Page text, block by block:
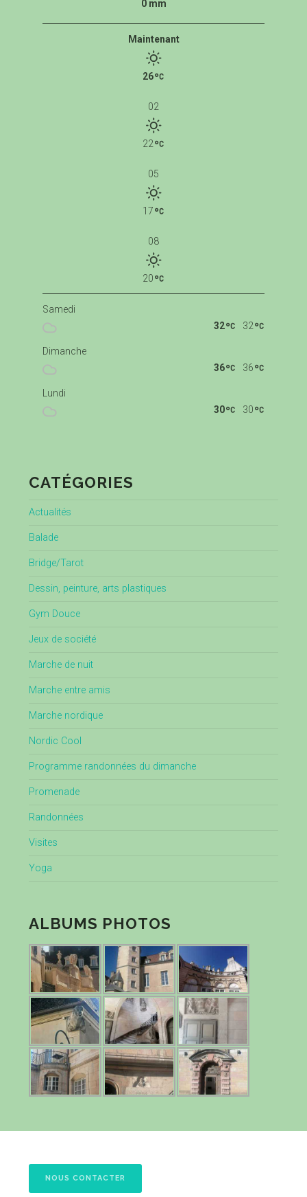
0 mm
Maintenant
26
02
22
05
17
08
20
Samedi
32
32
Dimanche
36
36
Lundi
30
30
CATÉGORIES
Actualités
Balade
Bridge/Tarot
Dessin, peinture, arts plastiques
Gym Douce
Jeux de société
Marche de nuit
Marche entre amis
Marche nordique
Nordic Cool
Programme randonnées du dimanche
Promenade
Randonnées
Visites
Yoga
ALBUMS PHOTOS
NOUS CONTACTER